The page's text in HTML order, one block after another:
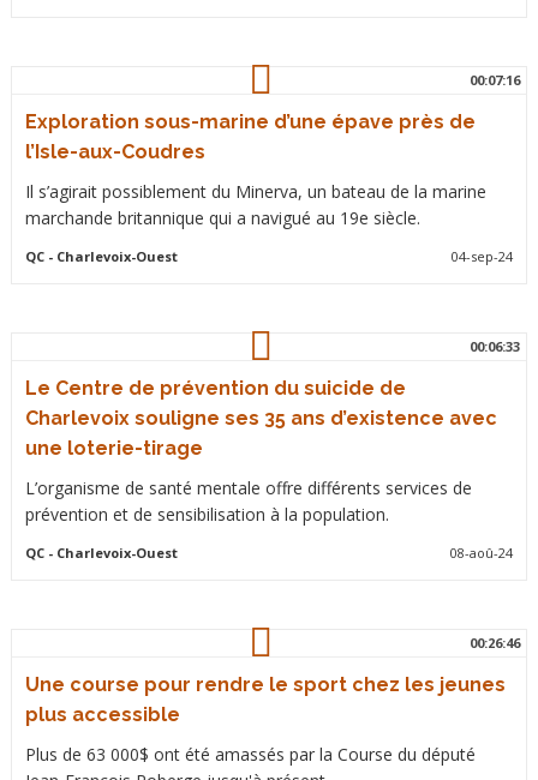
00:07:16
Exploration sous-marine d’une épave près de
l’Isle-aux-Coudres
Il s’agirait possiblement du Minerva, un bateau de la marine
marchande britannique qui a navigué au 19e siècle.
QC- Charlevoix-Ouest 04-sep-24
00:06:33
Le Centre de prévention du suicide de
Charlevoix souligne ses 35 ans d’existence avec
une loterie-tirage
L’organisme de santé mentale offre différents services de
prévention et de sensibilisation à la population.
QC- Charlevoix-Ouest 08-aoû-24
00:26:46
Une course pour rendre le sport chez les jeunes
plus accessible
Plus de 63 000$ ont été amassés par la Course du député